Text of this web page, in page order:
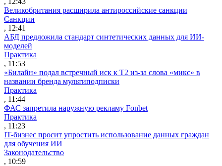
Великобритания расширила антироссийские санкции
Санкции
, 12:41
АБД предложила стандарт синтетических данных для ИИ-
моделей
Практика
, 11:53
«Билайн» подал встречный иск к Т2 из-за слова «микс» в
названии бренда мультиподписки
Практика
, 11:44
ФАС запретила наружную рекламу Fonbet
Практика
, 11:23
IT-бизнес просит упростить использование данных граждан
для обучения ИИ
Законодательство
, 10:59